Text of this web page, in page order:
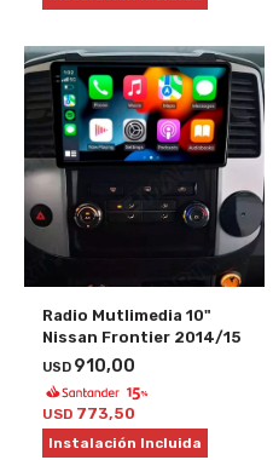
Radio Mutlimedia 10"
Nissan Frontier 2014/15
USD 910,00
USD 773,50
Instalación Incluida